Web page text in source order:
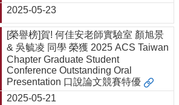
2025-05-23
[榮譽榜]賀! 何佳安老師實驗室 顏旭景
& 吳毓凌 同學 榮獲 2025 ACS Taiwan
Chapter Graduate Student
Conference Outstanding Oral
Presentation 口說論文競賽特優
2025-05-21